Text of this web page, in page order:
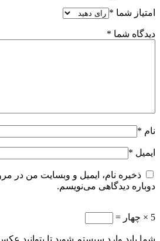
امتیاز شما *
دیدگاه شما *
نام *
ایمیل *
ذخیره نام، ایمیل و وبسایت من در
دوباره دیدگاهی می‌نویسم.
5 × چهار =
شما باید وارد سیستم شوید تا بتوانید